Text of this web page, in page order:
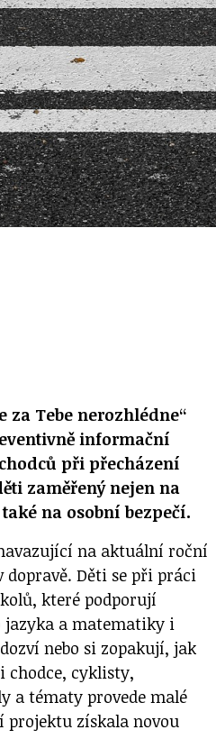
za Tebe nerozhlédne“
informační
při přecházení
zaměřený nejen na
na osobní bezpečí.
na aktuální roční
dopravě. Děti se při práci
které podporují
a matematiky i
nebo si zopakují, jak
chodce, cyklisty,
a tématy provede malé
projektu získala novou